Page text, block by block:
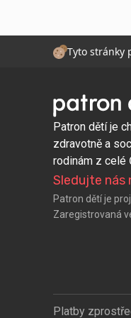
Tyto stránky
Patron dětí je
zdravotně a
rodinám z celé
Sledujte nás
Patron dětí je
Zaregistrovaná
Platby